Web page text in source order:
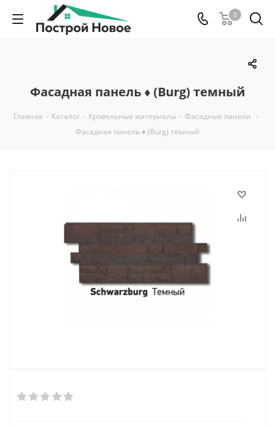
0
Фасадная панель ♦ (Burg) темный
Главная - Каталог - Кровельные материалы - Фасадные панели -
Фасадная панель ♦ (Burg) темный